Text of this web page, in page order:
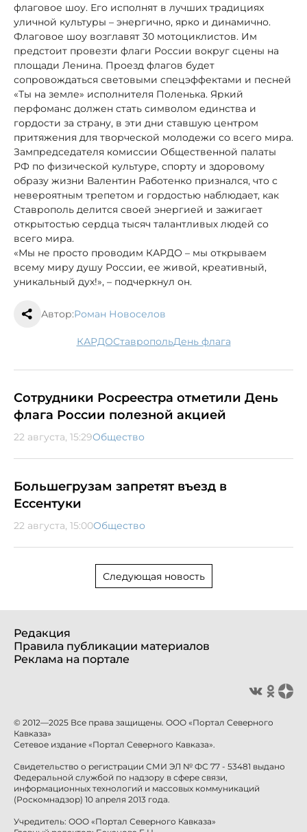
флаговое шоу. Его исполнят в лучших традициях
уличной культуры – энергично, ярко и динамично.
Флаговое шоу возглавят 30 мотоциклистов. Им
предстоит провезти флаги России вокруг сцены на
площади Ленина. Проезд флагов будет
сопровождаться световыми спецэффектами и песней
«Ты на земле» исполнителя Поленька. Яркий
перфоманс должен стать символом единства и
гордости за страну, в эти дни ставшую центром
притяжения для творческой молодежи со всего мира.
Зампредседателя комиссии Общественной палаты
РФ по физической культуре, спорту и здоровому
образу жизни Валентин Работенко признался, что с
невероятным трепетом и гордостью наблюдает, как
Ставрополь делится своей энергией и зажигает
открытостью сердца тысяч талантливых людей со
всего мира.
«Мы не просто проводим КАРДО – мы открываем
всему миру душу России, ее живой, креативный,
уникальный дух!», – подчеркнул он.
Автор:Роман Новоселов
КАРДО Ставрополь День флага
Сотрудники Росреестра отметили День
флага России полезной акцией
22 августа, 15:29Общество
Большегрузам запретят въезд в
Ессентуки
22 августа, 15:00Общество
Следующая новость
Редакция
Правила публикации материалов
Реклама на портале
© 2012—2025 Все права защищены. ООО «Портал Северного
Кавказа»
Сетевое издание «Портал Северного Кавказа».
Свидетельство о регистрации СМИ ЭЛ № ФС 77 - 53481 выдано
Федеральной службой по надзору в сфере связи,
информационных технологий и массовых коммуникаций
(Роскомнадзор) 10 апреля 2013 года.
Учредитель: ООО «Портал Северного Кавказа»